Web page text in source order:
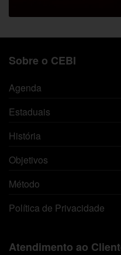
Sobre o CEBI
Agenda
Estaduais
História
Objetivos
Método
Política de Privacidade
Atendimento ao